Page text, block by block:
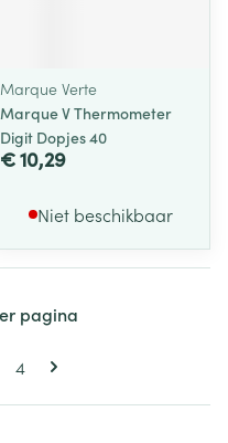
Marque Verte
Marque V Thermometer
Digit Dopjes 40
€ 10,29
Niet beschikbaar
pagina
Pagina
4
pagina